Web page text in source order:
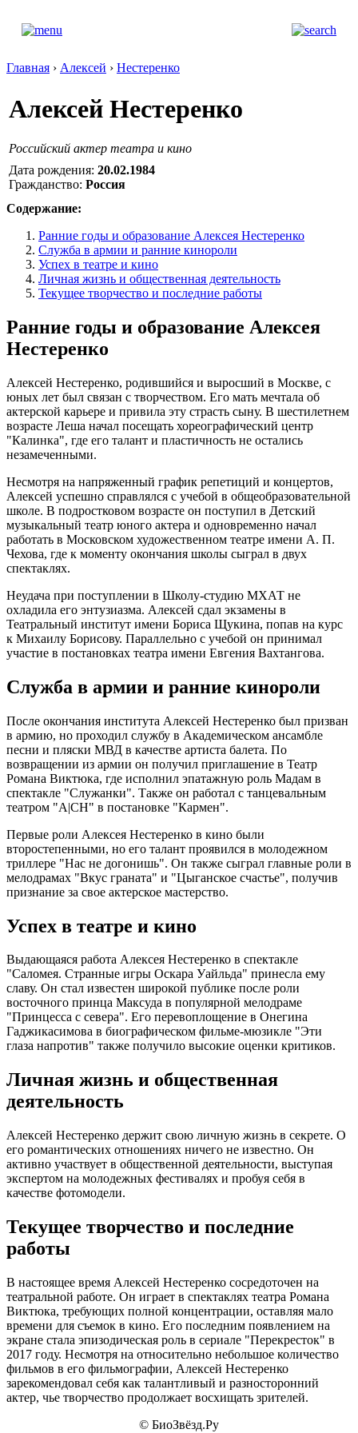
Главная › Алексей › Нестеренко
Алексей Нестеренко
Российский актер театра и кино
Дата рождения: 20.02.1984
Гражданство: Россия
Содержание:
Ранние годы и образование Алексея Нестеренко
Служба в армии и ранние кинороли
Успех в театре и кино
Личная жизнь и общественная деятельность
Текущее творчество и последние работы
Ранние годы и образование Алексея
Нестеренко
Алексей Нестеренко, родившийся и выросший в Москве, с
юных лет был связан с творчеством. Его мать мечтала об
актерской карьере и привила эту страсть сыну. В шестилетнем
возрасте Леша начал посещать хореографический центр
"Калинка", где его талант и пластичность не остались
незамеченными.
Несмотря на напряженный график репетиций и концертов,
Алексей успешно справлялся с учебой в общеобразовательной
школе. В подростковом возрасте он поступил в Детский
музыкальный театр юного актера и одновременно начал
работать в Московском художественном театре имени А. П.
Чехова, где к моменту окончания школы сыграл в двух
спектаклях.
Неудача при поступлении в Школу-студию МХАТ не
охладила его энтузиазма. Алексей сдал экзамены в
Театральный институт имени Бориса Щукина, попав на курс
к Михаилу Борисову. Параллельно с учебой он принимал
участие в постановках театра имени Евгения Вахтангова.
Служба в армии и ранние кинороли
После окончания института Алексей Нестеренко был призван
в армию, но проходил службу в Академическом ансамбле
песни и пляски МВД в качестве артиста балета. По
возвращении из армии он получил приглашение в Театр
Романа Виктюка, где исполнил эпатажную роль Мадам в
спектакле "Служанки". Также он работал с танцевальным
театром "A|CH" в постановке "Кармен".
Первые роли Алексея Нестеренко в кино были
второстепенными, но его талант проявился в молодежном
триллере "Нас не догонишь". Он также сыграл главные роли в
мелодрамах "Вкус граната" и "Цыганское счастье", получив
признание за свое актерское мастерство.
Успех в театре и кино
Выдающаяся работа Алексея Нестеренко в спектакле
"Саломея. Странные игры Оскара Уайльда" принесла ему
славу. Он стал известен широкой публике после роли
восточного принца Максуда в популярной мелодраме
"Принцесса с севера". Его перевоплощение в Онегина
Гаджикасимова в биографическом фильме-мюзикле "Эти
глаза напротив" также получило высокие оценки критиков.
Личная жизнь и общественная
деятельность
Алексей Нестеренко держит свою личную жизнь в секрете. О
его романтических отношениях ничего не известно. Он
активно участвует в общественной деятельности, выступая
экспертом на молодежных фестивалях и пробуя себя в
качестве фотомодели.
Текущее творчество и последние
работы
В настоящее время Алексей Нестеренко сосредоточен на
театральной работе. Он играет в спектаклях театра Романа
Виктюка, требующих полной концентрации, оставляя мало
времени для съемок в кино. Его последним появлением на
экране стала эпизодическая роль в сериале "Перекресток" в
2017 году. Несмотря на относительно небольшое количество
фильмов в его фильмографии, Алексей Нестеренко
зарекомендовал себя как талантливый и разносторонний
актер, чье творчество продолжает восхищать зрителей.
© БиоЗвёзд.Ру